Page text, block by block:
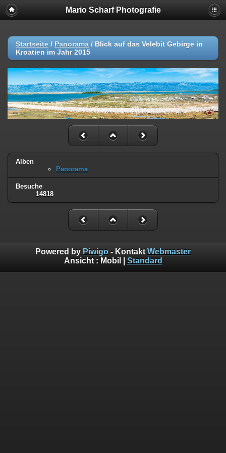
Mario Scharf Photografie
Startseite / Panorama / Blick auf das Velebit Gebirge in
Kroatien im Jahr 2015
Alben
Panorama
Besuche
14818
Powered by Piwigo - Kontakt Webmaster
Ansicht : Mobil Standard